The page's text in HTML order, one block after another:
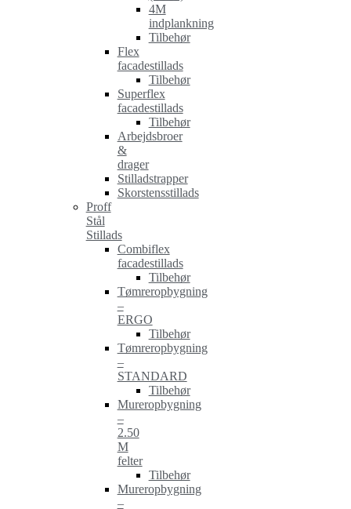
4M
indplankning
Tilbehør
Flex
facadestillads
Tilbehør
Superflex
facadestillads
Tilbehør
Arbejdsbroer
&
drager
Stilladstrapper
Skorstensstillads
Proff
Stål
Stillads
Combiflex
facadestillads
Tilbehør
Tømreropbygning
–
ERGO
Tilbehør
Tømreropbygning
–
STANDARD
Tilbehør
Mureropbygning
–
2.50
M
felter
Tilbehør
Mureropbygning
–